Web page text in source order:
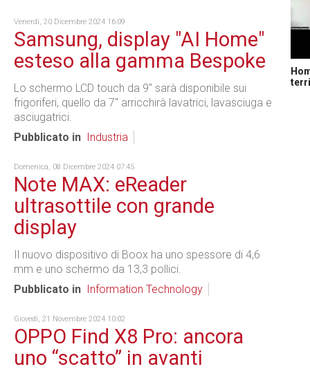
Venerdì, 20 Dicembre 2024 16:09
Samsung, display "AI Home"
esteso alla gamma Bespoke
Lo schermo LCD touch da 9" sarà disponibile sui
frigoriferi, quello da 7" arricchirà lavatrici, lavasciuga e
asciugatrici.
Pubblicato in
Industria
Domenica, 08 Dicembre 2024 07:45
Note MAX: eReader
ultrasottile con grande
display
Il nuovo dispositivo di Boox ha uno spessore di 4,6
mm e uno schermo da 13,3 pollici.
Pubblicato in
Information Technology
Giovedì, 21 Novembre 2024 10:02
OPPO Find X8 Pro: ancora
uno “scatto” in avanti